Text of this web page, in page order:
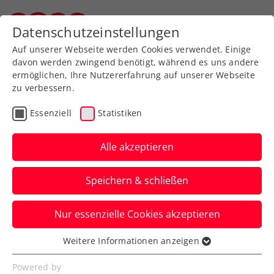
Zurück zur Newsübersicht
Turniere
LAYJET-OPEN: Novak
stürmt in knapp 49
Minuten ins Semifinale
Filip Misolic verliert indes ein packendes
Viertelfinalspiel beim ATP-Heim-
Challenger in Bad Waltersdorf.
Verfasst von: Presseaussendung / Redaktion, 22.09.2023
Datenschutzeinstellungen
Auf unserer Webseite werden Cookies verwendet. Einige
davon werden zwingend benötigt, während es uns andere
ermöglichen, Ihre Nutzererfahrung auf unserer Webseite
zu verbessern.
Essenziell Statistiken
Alle akzeptieren
Speichern & schließen
Nur essenzielle Cookies akzeptieren
Essenziell
Essenzielle Cookies werden für grundlegende
Weitere Informationen anzeigen
Powered by